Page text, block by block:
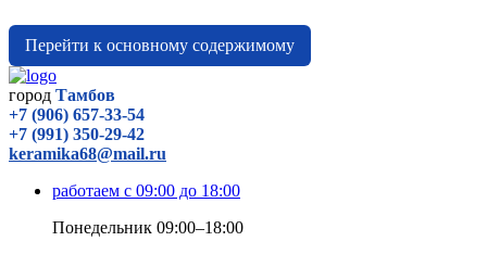
Перейти к основному содержимому
город Тамбов
+7 (906) 657-33-54
+7 (991) 350-29-42
keramika68@mail.ru
работаем с 09:00 до 18:00
Понедельник 09:00–18:00